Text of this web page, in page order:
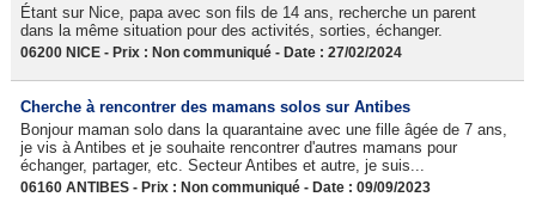
Étant sur Nice, papa avec son fils de 14 ans, recherche un parent
dans la même situation pour des activités, sorties, échanger.
06200 NICE - Prix : Non communiqué - Date : 27/02/2024
Cherche à rencontrer des mamans solos sur Antibes
Bonjour maman solo dans la quarantaine avec une fille âgée de 7 ans,
je vis à Antibes et je souhaite rencontrer d'autres mamans pour
échanger, partager, etc. Secteur Antibes et autre, je suis...
06160 ANTIBES - Prix : Non communiqué - Date : 09/09/2023